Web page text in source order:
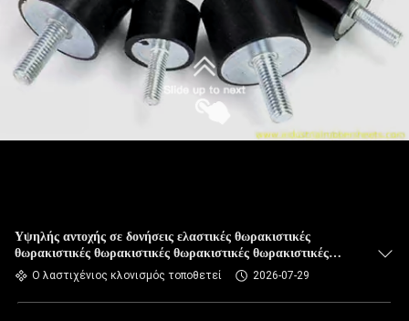
Υψηλής αντοχής σε δονήσεις ελαστικές θωρακιστικές
θωρακιστικές θωρακιστικές θωρακιστικές θωρακιστικές
θωρακιστικές θωρακιστικές θωρακιστικές θωρακιστικές
θωρακιστικές θωρακιστικές θωρακιστικές θωρακιστικές
θωρακιστικές θωρακιστικές θωρακιστικές θωρακιστικές
Ο λαστιχένιος κλονισμός τοποθετεί 2026-07-29